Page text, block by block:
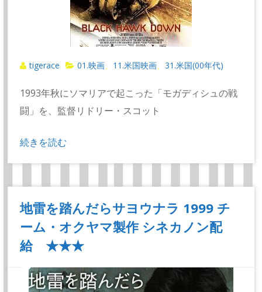
tigerace 01.映画 11.米国映画 、31.米国(00年代)
1993年秋にソマリアで起こった「モガディシュの戦
闘」を、監督リドリー・スコット
続きを読む
地雷を踏んだらサヨウナラ 1999 チ
ーム・オクヤマ製作 シネカノン配
給 ★★★